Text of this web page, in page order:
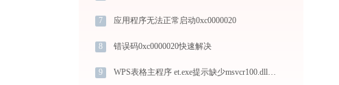
7 应用程序无法正常启动0xc0000020
8 错误码0xc0000020快速解决
9 WPS表格主程序 et.exe提示缺少msvcr100.dll文件的解决办法